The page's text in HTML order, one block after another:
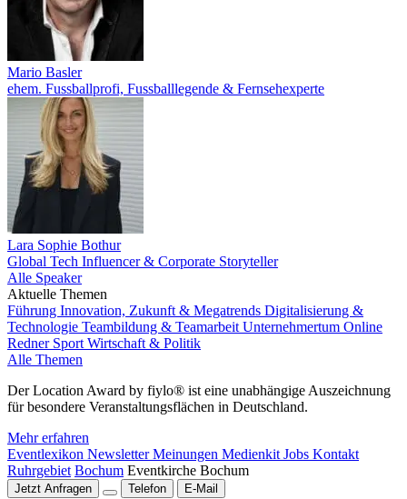
Mario Basler
ehem. Fussballprofi, Fussballlegende & Fernsehexperte
Lara Sophie Bothur
Global Tech Influencer & Corporate Storyteller
Alle Speaker
Aktuelle Themen
Führung Innovation, Zukunft & Megatrends Digitalisierung &
Technologie Teambildung & Teamarbeit Unternehmertum Online
Redner Sport Wirtschaft & Politik
Alle Themen
Der Location Award by fiylo® ist eine unabhängige Auszeichnung
für besondere Veranstaltungsflächen in Deutschland.
Mehr erfahren
Eventlexikon NewsletterMeinungen Medienkit Jobs Kontakt
Ruhrgebiet Bochum Eventkirche Bochum
Jetzt Anfragen Telefon E-Mail